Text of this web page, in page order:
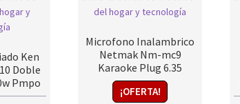
Ken
Doble
Pmpo
Microfono Inalambrico
Netmak Nm-mc9
Karaoke Plug 6.35
¡OFERTA!